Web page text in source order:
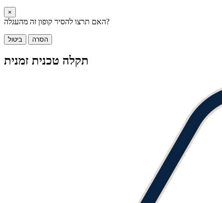
×
האם תרצו להסיר קופון זה מהעגלה?
ביטול הסרה
תקלה טכנית זמנית